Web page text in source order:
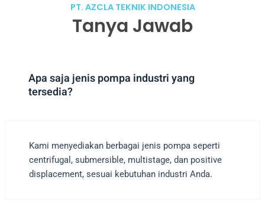
PT. AZCLA TEKNIK INDONESIA
Tanya Jawab
Apa saja jenis pompa industri yang
tersedia?
Kami menyediakan berbagai jenis pompa seperti
centrifugal, submersible, multistage, dan positive
displacement, sesuai kebutuhan industri Anda.